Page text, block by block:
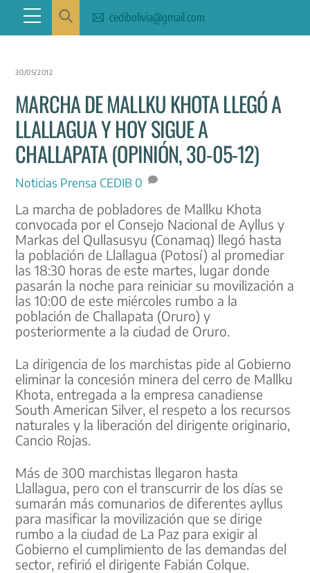
content
Menu cedibolivia@gmail.com
30/05/2012
MARCHA DE MALLKU KHOTA LLEGÓ A
LLALLAGUA Y HOY SIGUE A
CHALLAPATA (OPINIÓN, 30-05-12)
Noticias Prensa CEDIB 0
La marcha de pobladores de Mallku Khota
convocada por el Consejo Nacional de Ayllus y
Markas del Qullasusyu (Conamaq) llegó hasta
la población de Llallagua (Potosí) al promediar
las 18:30 horas de este martes, lugar donde
pasarán la noche para reiniciar su movilización a
las 10:00 de este miércoles rumbo a la
población de Challapata (Oruro) y
posteriormente a la ciudad de Oruro.
La dirigencia de los marchistas pide al Gobierno
eliminar la concesión minera del cerro de Mallku
Khota, entregada a la empresa canadiense
South American Silver, el respeto a los recursos
naturales y la liberación del dirigente originario,
Cancio Rojas.
Más de 300 marchistas llegaron hasta
Llallagua, pero con el transcurrir de los días se
sumarán más comunarios de diferentes ayllus
para masificar la movilización que se dirige
rumbo a la ciudad de La Paz para exigir al
Gobierno el cumplimiento de las demandas del
sector, refirió el dirigente Fabián Colque.